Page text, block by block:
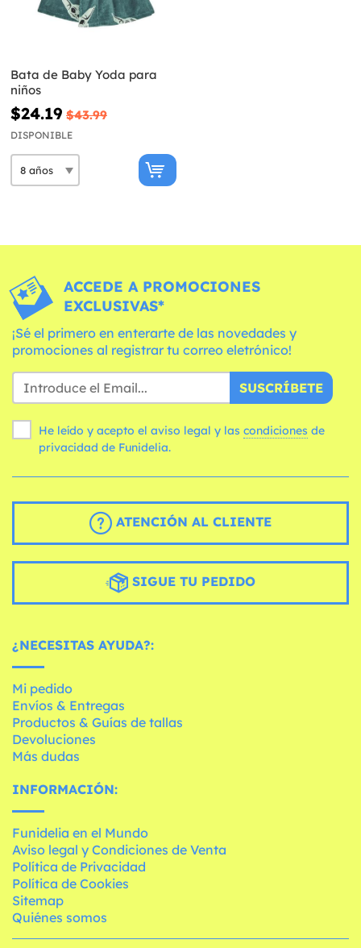
Bata de Baby Yoda para
niños
$24.19 $43.99
DISPONIBLE
ACCEDE A PROMOCIONES
EXCLUSIVAS*
¡Sé el primero en enterarte de las novedades y
promociones al registrar tu correo eletrónico!
SUSCRÍBETE
He leído y acepto el aviso legal y las condiciones
privacidad de Funidelia.
ATENCIÓN AL CLIENTE
SIGUE TU PEDIDO
¿NECESITAS AYUDA?:
Mi pedido
Envíos & Entregas
Productos & Guías de tallas
Devoluciones
Más dudas
INFORMACIÓN:
Funidelia en el Mundo
Aviso legal y Condiciones de Venta
Política de Privacidad
Política de Cookies
Sitemap
Quiénes somos